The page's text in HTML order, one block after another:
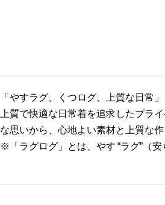
「やすラグ、くつログ、上質な日常」
上質で快適な日常着を追求したプラ
な思いから、心地よい素材と上質な
※「ラグログ」とは、やす “ラグ”（